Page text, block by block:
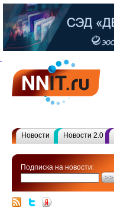
Новости Новости 2.0
Подписка на новости: